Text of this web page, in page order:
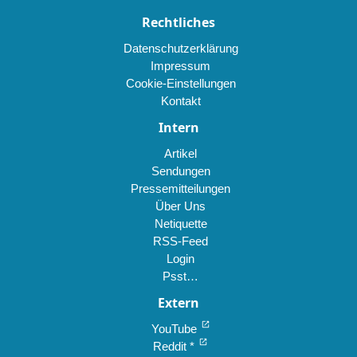
Rechtliches
Datenschutzerklärung
Impressum
Cookie-Einstellungen
Kontakt
Intern
Artikel
Sendungen
Pressemitteilungen
Über Uns
Netiquette
RSS-Feed
Login
Psst…
Extern
YouTube open_in_new
Reddit * open_in_new